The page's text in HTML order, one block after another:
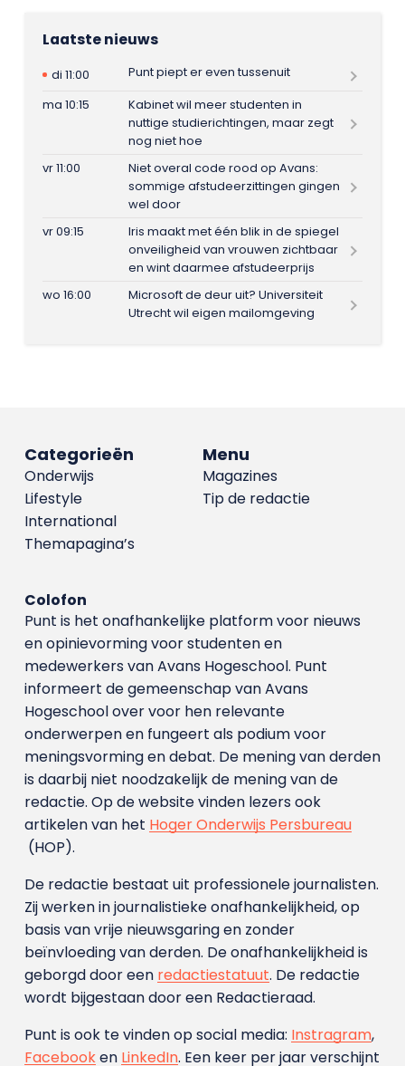
Laatste nieuws
di 11:00
Punt piept er even tussenuit
ma 10:15
Kabinet wil meer studenten in
nuttige studierichtingen, maar zegt
nog niet hoe
vr 11:00
Niet overal code rood op Avans:
sommige afstudeerzittingen gingen
wel door
vr 09:15
Iris maakt met één blik in de spiegel
onveiligheid van vrouwen zichtbaar
en wint daarmee afstudeerprijs
wo 16:00
Microsoft de deur uit? Universiteit
Utrecht wil eigen mailomgeving
Menu
Magazines
Tip de redactie
Categorieën
Onderwijs
Lifestyle
International
Themapagina’s
Colofon
Punt is het onafhankelijke platform voor nieuws
en opinievorming voor studenten en
medewerkers van Avans Hoge­school. Punt
informeert de gemeenschap van Avans
Hogeschool over voor hen relevante
onderwerpen en fungeert als podium voor
meningsvorming en debat. De mening van derden
is daarbij niet noodzakelijk de mening van de
redactie. Op de website vinden lezers ook
artikelen van het Hoger Onderwijs Persbureau
(HOP).
De redactie bestaat uit professionele journalisten.
Zij werken in journalistieke onafhankelijkheid, op
basis van vrije nieuwsgaring en zonder
beïnvloeding van derden. De onafhankelijkheid is
geborgd door een redactiestatuut. De redactie
wordt bijgestaan door een Redactieraad.
Punt is ook te vinden op social media: Instragram,
Facebooken LinkedIn. Een keer per jaar verschijnt